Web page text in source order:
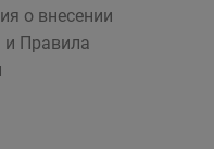
о внесении
и Правила